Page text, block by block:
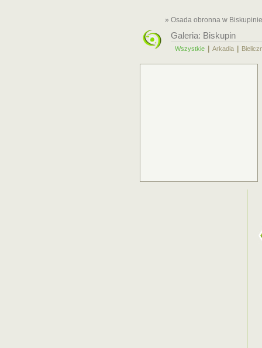
» Osada obronna w Biskupinie
Galeria: Biskupin
Wszystkie Arkadia